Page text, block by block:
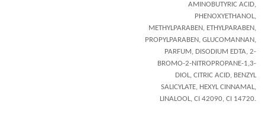
AMINOBUTYRIC ACID,
PHENOXYETHANOL,
METHYLPARABEN, ETHYLPARABEN,
PROPYLPARABEN, GLUCOMANNAN,
PARFUM, DISODIUM EDTA, 2-
BROMO-2-NITROPROPANE-1,3-
DIOL, CITRIC ACID, BENZYL
SALICYLATE, HEXYL CINNAMAL,
LINALOOL, CI 42090, CI 14720.